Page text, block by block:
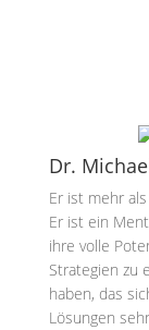
Dr.
Er ist mehr
Er ist ein
ihre volle
Strategien zu
haben, das
Lösungen